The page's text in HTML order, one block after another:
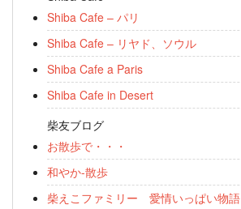
Shiba Cafe – パリ
Shiba Cafe – リヤド、ソウル
Shiba Cafe a Paris
Shiba Cafe in Desert
柴友ブログ
お散歩で・・・
和やか-散歩
柴えこファミリー 愛情いっぱい物語